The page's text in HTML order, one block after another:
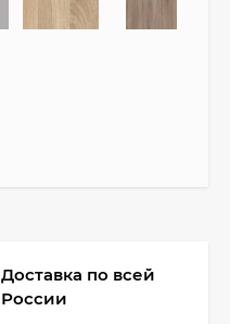
Доставка по всей
России